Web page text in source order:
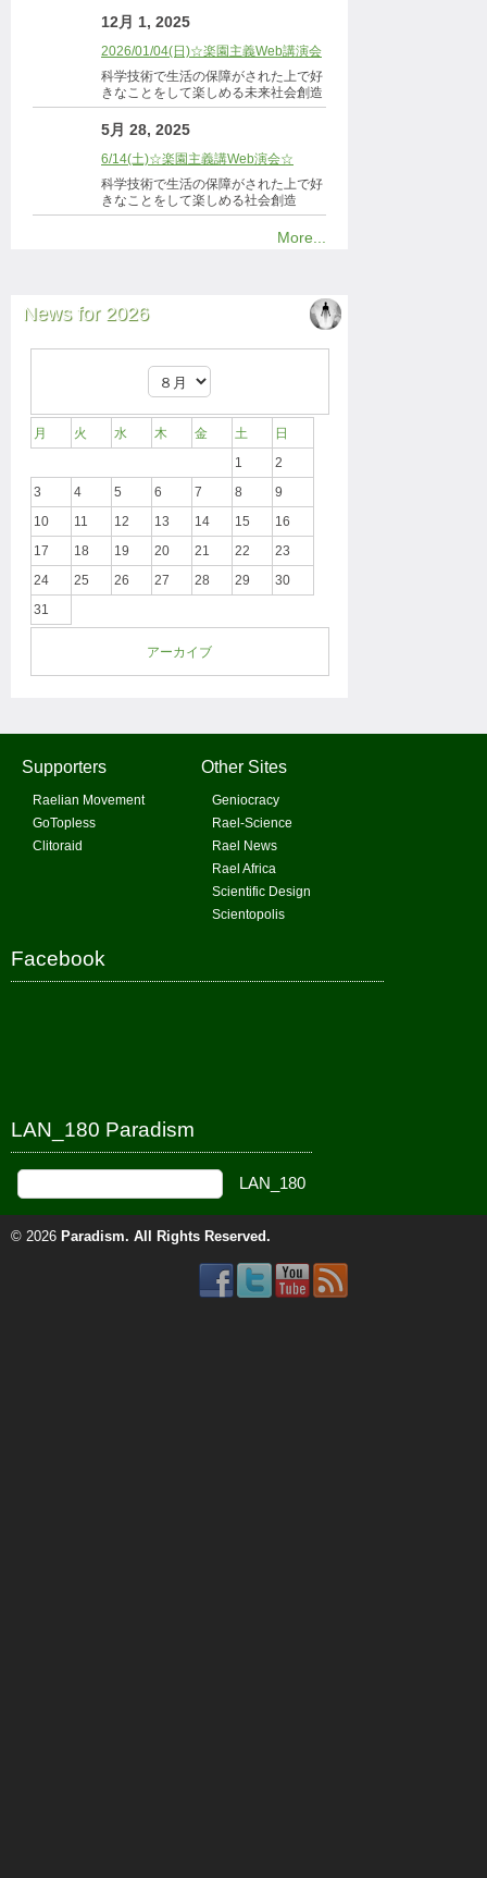
12月 1, 2025
2026/01/04(日)☆楽園主義Web講演会
科学技術で生活の保障がされた上で好
きなことをして楽しめる未来社会創造
5月 28, 2025
6/14(土)☆楽園主義講Web演会☆
科学技術で生活の保障がされた上で好
きなことをして楽しめる社会創造
More...
News for 2026
月 火 水 木 金 土
日
1
2
3
4 5 6 7 8
9
10
11 12 13 14 15
16
17
18 19 20 21 22
23
24
25 26 27 28 29
30
31
アーカイブ
Supporters
Raelian Movement
GoTopless
Clitoraid
Other Sites
Geniocracy
Rael-Science
Rael News
Rael Africa
Scientific Design
Scientopolis
Facebook
LAN_180 Paradism
© 2026 Paradism. All Rights Reserved.